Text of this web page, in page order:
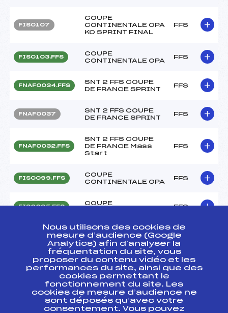
FIS0107
COUPE
CONTINENTALE OPA
KO SPRINT FINAL
FFS
FIS0103.FFS
COUPE
CONTINENTALE OPA
FFS
FNAF0034.FFS
SNT 2 FFS COUPE
DE FRANCE SPRINT
FFS
FNAF0037
SNT 2 FFS COUPE
DE FRANCE SPRINT
FFS
FNAF0032.FFS
SNT 2 FFS COUPE
DE FRANCE Mass
Start
FFS
FIS0099.FFS
COUPE
CONTINENTALE OPA
FFS
FIS0095.FFS
COUPE
FFS
FIS0091.FFS
COUPE
CONTINENTALE OPA
FFS
FIS0083.FFS
COUPE
CONTINENTALE OPA
FFS
FIS0087
COUPE
CONTINENTALE OPA
KO SPRINT FINAL
FFS
Nous utilisons des cookies de
mesure d’audience (Google
Analytics) afin d’analyser la
fréquentation du site, vous
proposer du contenu vidéo et les
performances du site, ainsi que des
cookies permettant le
fonctionnement du site. Les
cookies de mesure d’audience ne
sont déposés qu’avec votre
consentement. Vous pouvez